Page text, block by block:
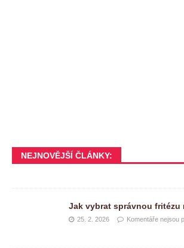
NEJNOVĚJŠÍ ČLÁNKY:
Jak vybrat správnou fritézu
25. 2. 2026 Komentáře nejsou